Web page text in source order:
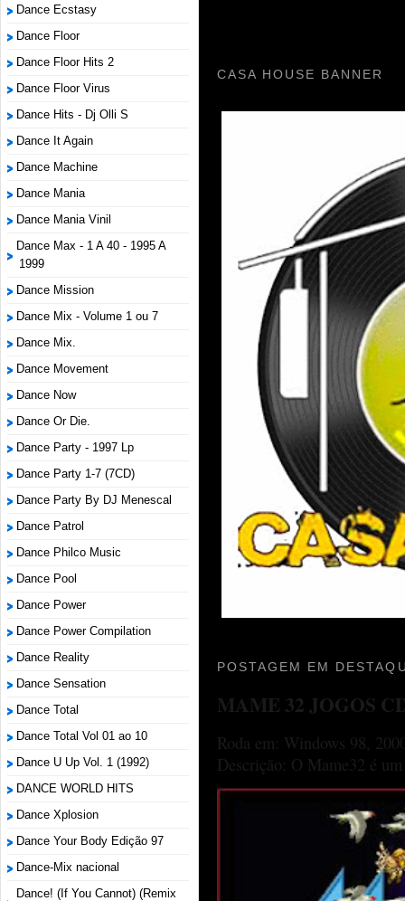
Dance Ecstasy
Dance Floor
Dance Floor Hits 2
Dance Floor Virus
Dance Hits - Dj Olli S
Dance It Again
Dance Machine
Dance Mania
Dance Mania Vinil
Dance Max - 1 A 40 - 1995 A
1999
Dance Mission
Dance Mix - Volume 1 ou 7
Dance Mix.
Dance Movement
Dance Now
Dance Or Die.
Dance Party - 1997 Lp
Dance Party 1-7 (7CD)
Dance Party By DJ Menescal
Dance Patrol
Dance Philco Music
Dance Pool
Dance Power
Dance Power Compilation
Dance Reality
Dance Sensation
Dance Total
Dance Total Vol 01 ao 10
Dance U Up Vol. 1 (1992)
DANCE WORLD HITS
Dance Xplosion
Dance Your Body Edição 97
Dance-Mix nacional
Dance! (If You Cannot) (Remix
CASA HOUSE BANNER
POSTAGEM EM
MAME 32 JOGOS
Roda em: Windows 98,
Descrição: O Mame32 é